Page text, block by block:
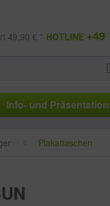
49,90 € * HOTLINE +49
Info- und
Plakattaschen